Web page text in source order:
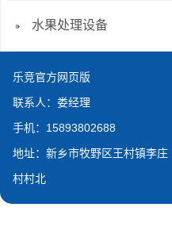
水果处理设备
乐竞官方网页版
联系人：娄经理
手机：15893802688
地址：新乡市牧野区王村镇李庄
村村北